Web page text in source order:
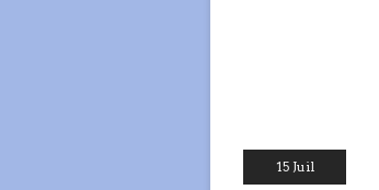
15 Juil